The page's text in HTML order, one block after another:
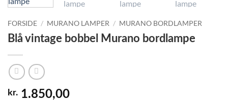
FORSIDE / MURANO LAMPER / MURANO BORDLAMPER
Blå vintage bobbel Murano bordlampe
kr. 1.850,00